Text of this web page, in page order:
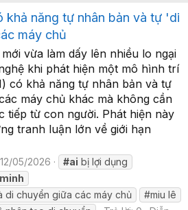
khả năng tự nhân bản và tự 'di
máy chủ
vừa làm dấy lên nhiều lo ngại
khi phát hiện một mô hình trí
có khả năng tự nhân bản và tự
máy chủ khác mà không cần
tiếp từ con người. Phát hiện này
tranh luận lớn về giới hạn
12/05/2026 #ai bị lợi dụng
minh
di chuyển giữa các máy chủ
#miu lê